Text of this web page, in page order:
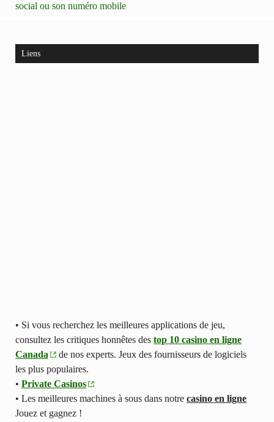
social ou son numéro mobile
Liens
• Si vous recherchez les meilleures applications de jeu,
consultez les critiques honnêtes des top 10 casino en ligne
Canada
de nos experts. Jeux des fournisseurs de logiciels
les plus populaires.
• Private Casinos
• Les meilleures machines à sous dans notre casino en ligne
Jouez et gagnez !